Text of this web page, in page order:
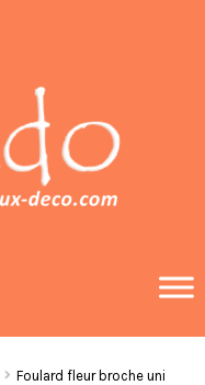
Foulard fleur broche uni